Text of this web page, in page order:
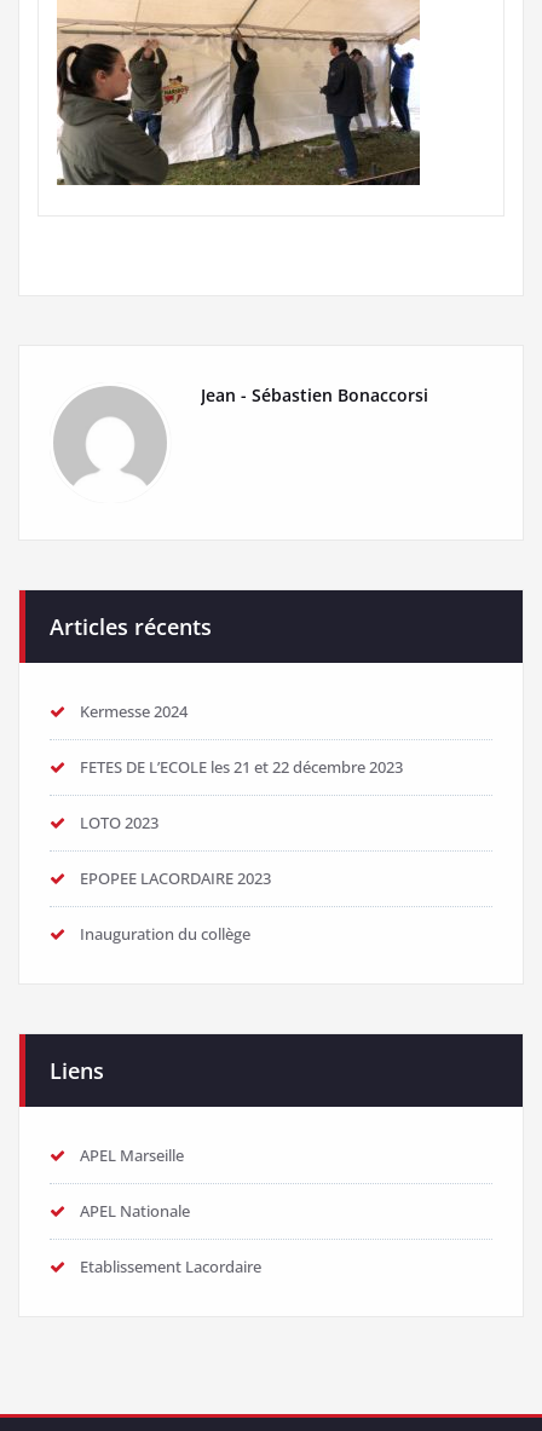
Jean - Sébastien Bonaccorsi
Articles récents
Kermesse 2024
FETES DE L’ECOLE les 21 et 22 décembre 2023
LOTO 2023
EPOPEE LACORDAIRE 2023
Inauguration du collège
Liens
APEL Marseille
APEL Nationale
Etablissement Lacordaire